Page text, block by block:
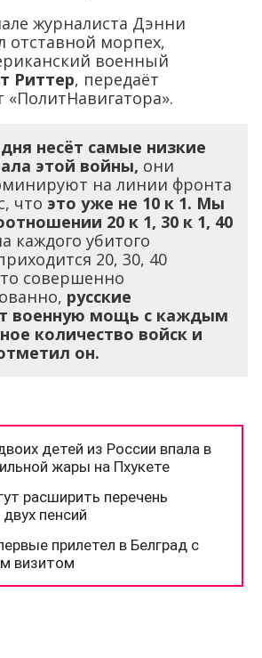
журналиста Дэнни
отставной морпех,
военный
Риттер, передаёт
«ПолитНавигатора».
несёт самые низкие
этой войны, они
на линии фронта
что это уже не 10 к 1. Мы
20 к 1, 30 к 1, 40
каждого убитого
20, 30, 40
совершенно
русские
военную мощь с каждым
количество войск и
он.